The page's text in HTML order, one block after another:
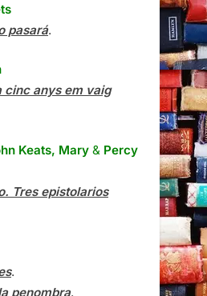
pasará.
cinc anys em vaig
Keats, Mary & Percy
Tres epistolarios
.
penombra.